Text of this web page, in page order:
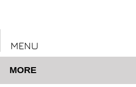
MENU
MORE